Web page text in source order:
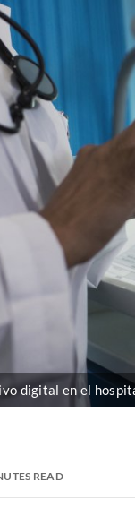
digital en el
READ